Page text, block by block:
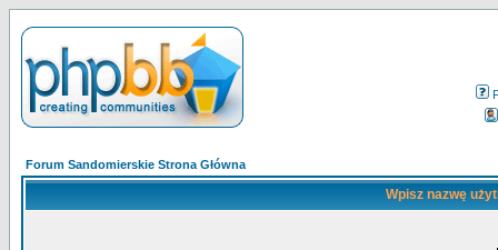
Forum Sandomierskie Strona Główna
Wpisz nazwę